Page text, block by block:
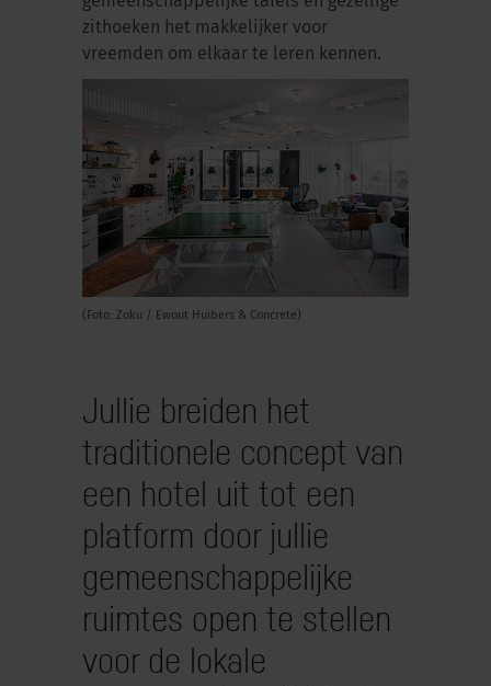
zithoeken het makkelijker voor
vreemden om elkaar te leren kennen.
(Foto: Zoku / Ewout Huibers & Concrete)
Jullie breiden het
traditionele concept van
een hotel uit tot een
platform door jullie
gemeenschappelijke
ruimtes open te stellen
voor de lokale